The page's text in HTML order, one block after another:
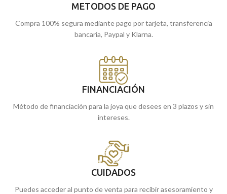
METODOS DE PAGO
Compra 100% segura mediante pago por tarjeta, transferencia
bancaria, Paypal y Klarna.
FINANCIACIÓN
Método de financiación para la joya que desees en 3 plazos y sin
intereses.
CUIDADOS
Puedes acceder al punto de venta para recibir asesoramiento y